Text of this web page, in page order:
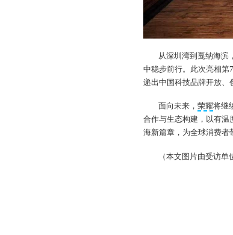
从深圳湾到戛纳海滨
中稳步前行。此次亮相第
递出中国科技品牌开放、
面向未来，荣耀将继
合作与生态构建，以有温
海新篇章，为全球消费者
（本文图片由受访单